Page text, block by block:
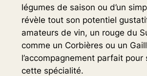
légumes de saison ou d’un
révèle tout son potentiel
amateurs de vin, un rouge du
comme un Corbières ou un
l’accompagnement parfait pour
cette spécialité.